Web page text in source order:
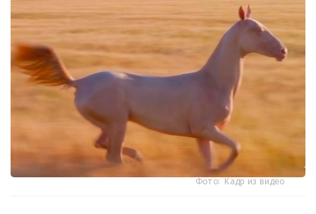
Фото: Кадр из видео